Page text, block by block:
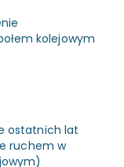
kolejowym
ostatnich lat
ruchem w